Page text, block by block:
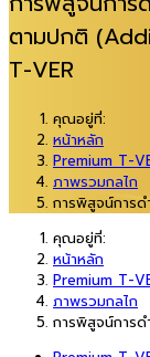
ตามปกติ
T-VER
คุณอยู่ที่:
หน้าหลัก
Premium T-
ภาพรวมกลไก
การพิสูจน์การด
คุณอยู่ที่:
หน้าหลัก
Premium T-
ภาพรวมกลไก
การพิสูจน์การด